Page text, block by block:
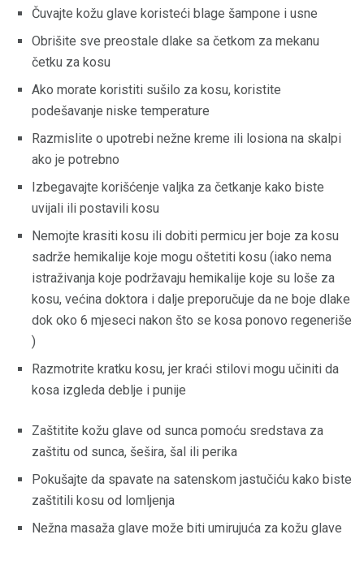
Čuvajte kožu glave koristeći blage šampone i usne
Obrišite sve preostale dlake sa četkom za mekanu
četku za kosu
Ako morate koristiti sušilo za kosu, koristite
podešavanje niske temperature
Razmislite o upotrebi nežne kreme ili losiona na skalpi
ako je potrebno
Izbegavajte korišćenje valjka za četkanje kako biste
uvijali ili postavili kosu
Nemojte krasiti kosu ili dobiti permicu jer boje za kosu
sadrže hemikalije koje mogu oštetiti kosu (iako nema
istraživanja koje podržavaju hemikalije koje su loše za
kosu, većina doktora i dalje preporučuje da ne boje dlake
dok oko 6 mjeseci nakon što se kosa ponovo regeneriše
)
Razmotrite kratku kosu, jer kraći stilovi mogu učiniti da
kosa izgleda deblje i punije
Zaštitite kožu glave od sunca pomoću sredstava za
zaštitu od sunca, šešira, šal ili perika
Pokušajte da spavate na satenskom jastučiću kako biste
zaštitili kosu od lomljenja
Nežna masaža glave može biti umirujuća za kožu glave